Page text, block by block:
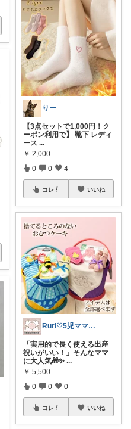
りー
【3点セットで1,000円！ク
ーポン利用で】 靴下 レディ
ース ...
￥ 2,000
0 0 4
コレ いいね
Ruri♡5児ママのリアルおうち育児🫧
「実用的で長く使える出産
祝いがいい！」そんなママ
に大人気🎁✨...
￥ 5,500
0 0 0
コレ いいね